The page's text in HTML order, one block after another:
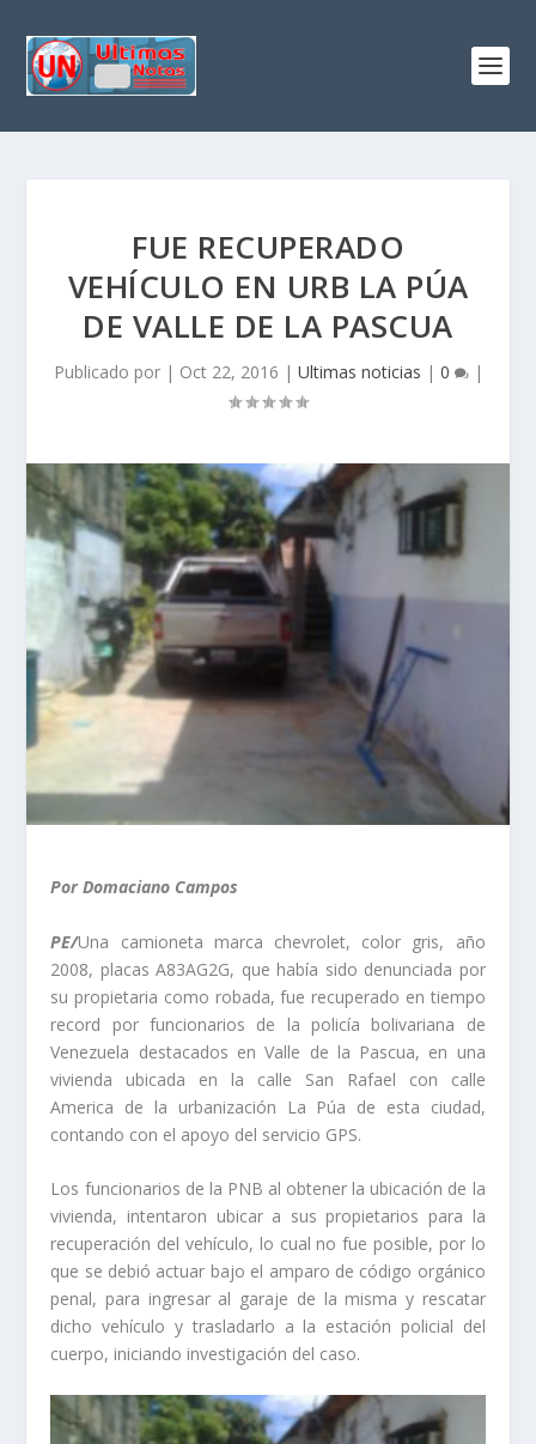
FUE RECUPERADO
VEHÍCULO EN URB LA PÚA
DE VALLE DE LA PASCUA
Publicado por | Oct 22, 2016 | Ultimas noticias | 0 |
Por Domaciano Campos
PE/Una camioneta marca chevrolet, color gris, año
2008, placas A83AG2G, que había sido denunciada por
su propietaria como robada, fue recuperado en tiempo
record por funcionarios de la policía bolivariana de
Venezuela destacados en Valle de la Pascua, en una
vivienda ubicada en la calle San Rafael con calle
America de la urbanización La Púa de esta ciudad,
contando con el apoyo del servicio GPS.
Los funcionarios de la PNB al obtener la ubicación de la
vivienda, intentaron ubicar a sus propietarios para la
recuperación del vehículo, lo cual no fue posible, por lo
que se debió actuar bajo el amparo de código orgánico
penal, para ingresar al garaje de la misma y rescatar
dicho vehículo y trasladarlo a la estación policial del
cuerpo, iniciando investigación del caso.